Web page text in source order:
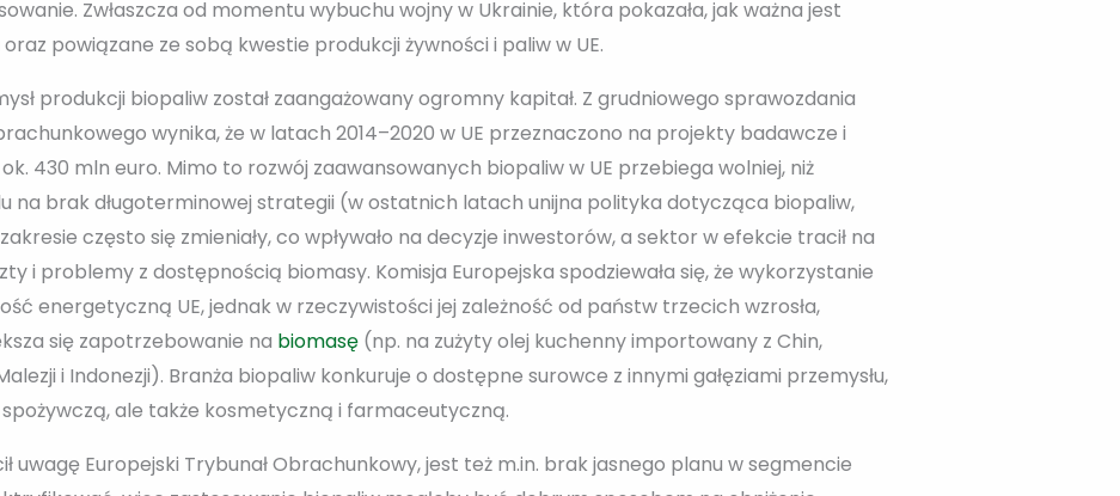
Zwłaszcza od momentu wybuchu wojny w Ukrainie, która pokazała, jak ważna jest
powiązane ze sobą kwestie produkcji żywności i paliw w UE.
produkcji biopaliw został zaangażowany ogromny kapitał. Z grudniowego sprawozdania
wynika, że w latach 2014–2020 w UE przeznaczono na projekty badawcze i
430 mln euro. Mimo to rozwój zaawansowanych biopaliw w UE przebiega wolniej, niż
na brak długoterminowej strategii (w ostatnich latach unijna polityka dotycząca biopaliw,
często się zmieniały, co wpływało na decyzje inwestorów, a sektor w efekcie tracił na
i problemy z dostępnością biomasy. Komisja Europejska spodziewała się, że wykorzystanie
energetyczną UE, jednak w rzeczywistości jej zależność od państw trzecich wzrosła,
się zapotrzebowanie na biomasę (np. na zużyty olej kuchenny importowany z Chin,
i Indonezji). Branża biopaliw konkuruje o dostępne surowce z innymi gałęziami przemysłu,
ale także kosmetyczną i farmaceutyczną.
uwagę Europejski Trybunał Obrachunkowy, jest też m.in. brak jasnego planu w segmencie